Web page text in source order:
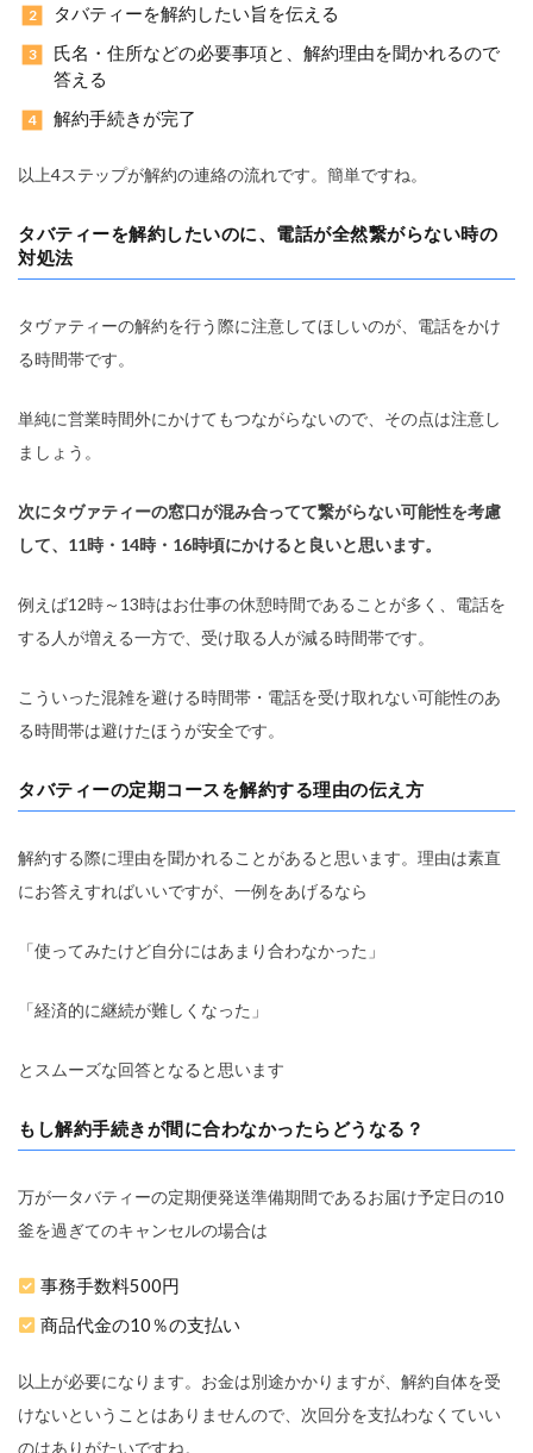
タバティーを解約したい旨を伝える
氏名・住所などの必要事項と、解約理由を聞かれるので
答える
解約手続きが完了
以上4ステップが解約の連絡の流れです。簡単ですね。
タバティーを解約したいのに、電話が全然繋がらない時の
対処法
タヴァティーの解約を行う際に注意してほしいのが、電話をかけ
る時間帯です。
単純に営業時間外にかけてもつながらないので、その点は注意し
ましょう。
次にタヴァティーの窓口が混み合ってて繋がらない可能性を考慮
して、11時・14時・16時頃にかけると良いと思います。
例えば12時～13時はお仕事の休憩時間であることが多く、電話を
する人が増える一方で、受け取る人が減る時間帯です。
こういった混雑を避ける時間帯・電話を受け取れない可能性のあ
る時間帯は避けたほうが安全です。
タバティーの定期コースを解約する理由の伝え方
解約する際に理由を聞かれることがあると思います。理由は素直
にお答えすればいいですが、一例をあげるなら
「使ってみたけど自分にはあまり合わなかった」
「経済的に継続が難しくなった」
とスムーズな回答となると思います
もし解約手続きが間に合わなかったらどうなる？
万が一タバティーの定期便発送準備期間であるお届け予定日の10
釜を過ぎてのキャンセルの場合は
事務手数料500円
商品代金の10％の支払い
以上が必要になります。お金は別途かかりますが、解約自体を受
けないということはありませんので、次回分を支払わなくていい
のはありがたいですね。